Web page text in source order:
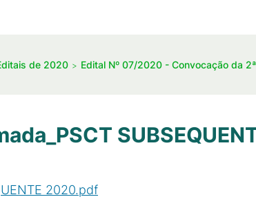
de 2020 Edital Nº 07/2020 - Convocação da
2020.pdf